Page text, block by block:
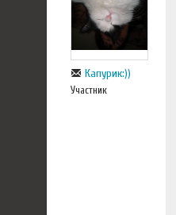
Капурик:))
Участник